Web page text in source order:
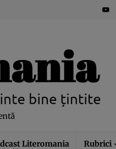
Literomania Rubrici